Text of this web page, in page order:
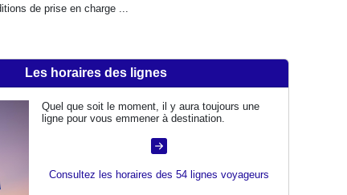
de prise en charge ...
Les horaires des lignes
Quel que soit le moment, il y aura toujours une
ligne pour vous emmener à destination.
Consultez les horaires des 54 lignes voyageurs